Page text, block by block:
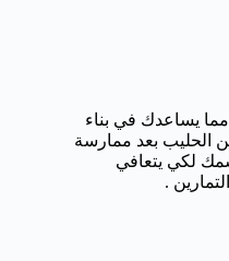
مما يساعدك في بناء
الحليب بعد ممارسة
لكي يتعافي
.